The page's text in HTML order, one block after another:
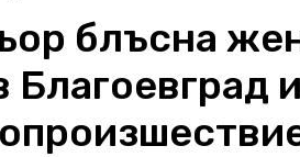
блъсна
Благоевград